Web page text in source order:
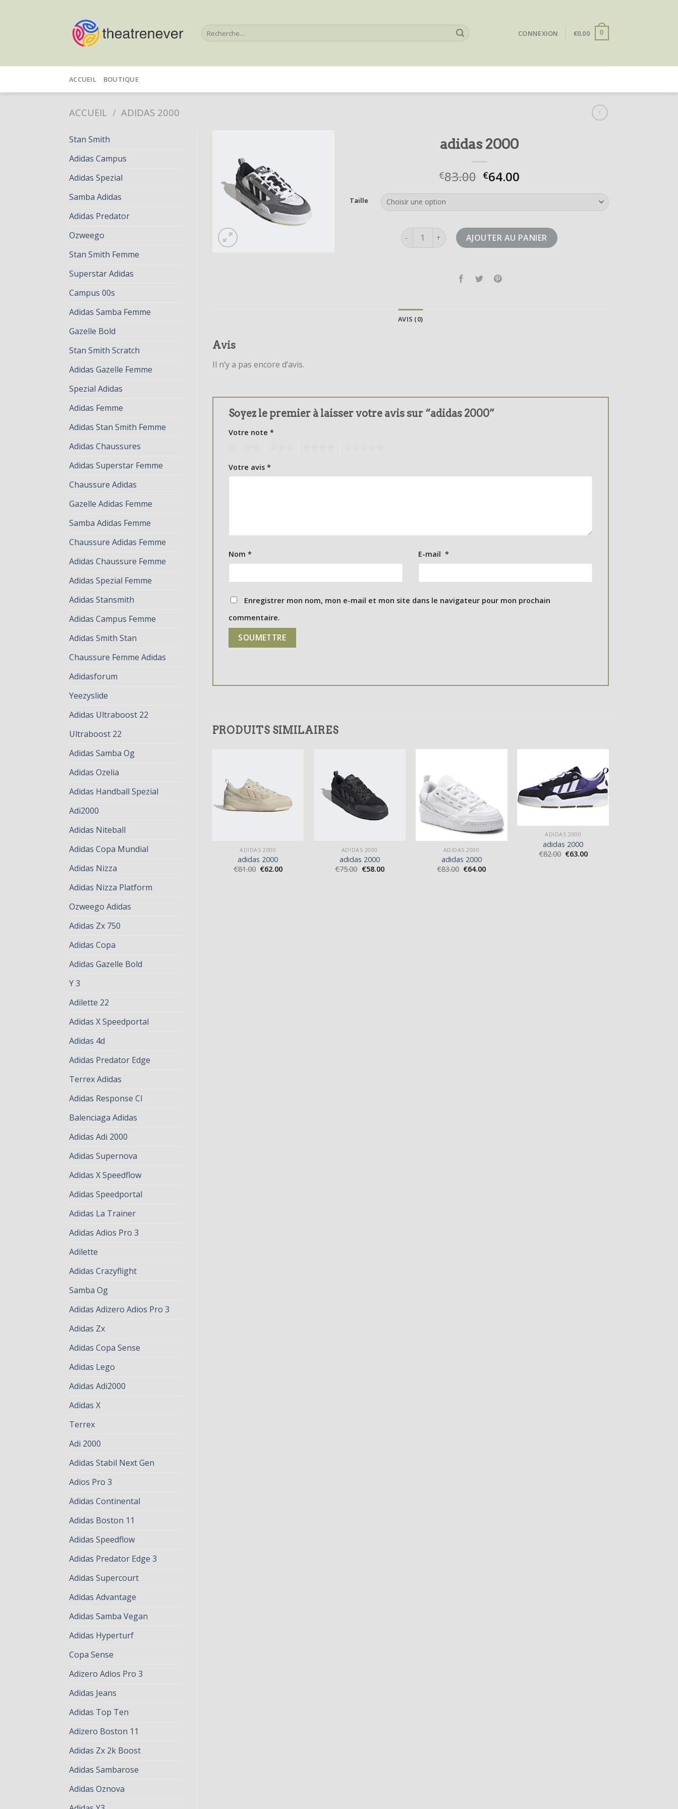
Recherche
pour :
CONNEXION €0.00 0
ACCUEIL BOUTIQUE
ACCUEIL / ADIDAS 2000
Stan Smith
Adidas Campus
Adidas Spezial
Samba Adidas
Adidas Predator
Ozweego
Stan Smith Femme
Superstar Adidas
Campus 00s
Adidas Samba Femme
Gazelle Bold
Stan Smith Scratch
Adidas Gazelle Femme
Spezial Adidas
Adidas Femme
Adidas Stan Smith Femme
Adidas Chaussures
Adidas Superstar Femme
Chaussure Adidas
Gazelle Adidas Femme
Samba Adidas Femme
Chaussure Adidas Femme
Adidas Chaussure Femme
Adidas Spezial Femme
Adidas Stansmith
Adidas Campus Femme
Adidas Smith Stan
Chaussure Femme Adidas
Adidasforum
Yeezyslide
Adidas Ultraboost 22
Ultraboost 22
Adidas Samba Og
Adidas Ozelia
Adidas Handball Spezial
Adi2000
Adidas Niteball
Adidas Copa Mundial
Adidas Nizza
Adidas Nizza Platform
Ozweego Adidas
Adidas Zx 750
Adidas Copa
Adidas Gazelle Bold
Y 3
Adilette 22
Adidas X Speedportal
Adidas 4d
Adidas Predator Edge
Terrex Adidas
Adidas Response Cl
Balenciaga Adidas
Adidas Adi 2000
Adidas Supernova
Adidas X Speedflow
Adidas Speedportal
Adidas La Trainer
Adidas Adios Pro 3
Adilette
Adidas Crazyflight
Samba Og
Adidas Adizero Adios Pro 3
Adidas Zx
Adidas Copa Sense
Adidas Lego
Adidas Adi2000
Adidas X
Terrex
Adi 2000
Adidas Stabil Next Gen
Adios Pro 3
Adidas Continental
Adidas Boston 11
Adidas Speedflow
Adidas Predator Edge 3
Adidas Supercourt
Adidas Advantage
Adidas Samba Vegan
Adidas Hyperturf
Copa Sense
Adizero Adios Pro 3
Adidas Jeans
Adidas Top Ten
Adizero Boston 11
Adidas Zx 2k Boost
Adidas Sambarose
Adidas Oznova
adidas 2000
€83.00 €64.00
Taille
quantité de adidas 2000AJOUTER AU PANIER
AVIS (0)
Avis
Il n’y a pas encore d’avis.
Soyez le premier à laisser votre avis sur “adidas 2000”
Votre note *
Votre avis *
Nom * E-mail *
Enregistrer mon nom, mon e-mail et mon site dans le navigateur pour mon prochain
commentaire.
PRODUITS SIMILAIRES
ADIDAS 2000
adidas 2000
€81.00 €62.00
ADIDAS 2000
adidas 2000
€75.00 €58.00
ADIDAS 2000
adidas 2000
€83.00 €64.00
ADIDAS 2000
adidas 2000
€82.00 €63.00
ADIDAS 2000
60.00
ADIDAS 2000